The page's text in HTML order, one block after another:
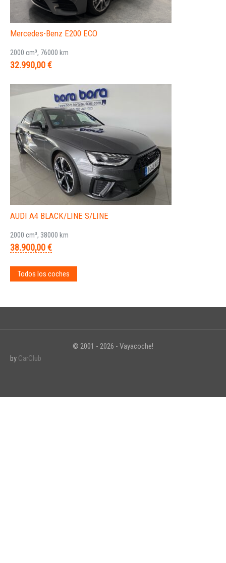
Mercedes-Benz E200 ECO
2000 cm³, 76000 km
32.990,00 €
AUDI A4 BLACK/LINE S/LINE
2000 cm³, 38000 km
38.900,00 €
Todos los coches
© 2001 - 2026 - Vayacoche!
by CarClub